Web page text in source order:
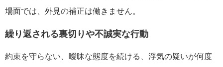
場面では、外見の補正は働きません。
繰り返される裏切りや不誠実な行動
約束を守らない、曖昧な態度を続ける、浮気の疑いが何度